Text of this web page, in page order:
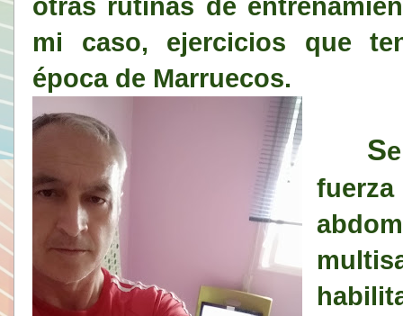
otras rutinas de
mi caso, ejercicios que
época de Marruecos.
S